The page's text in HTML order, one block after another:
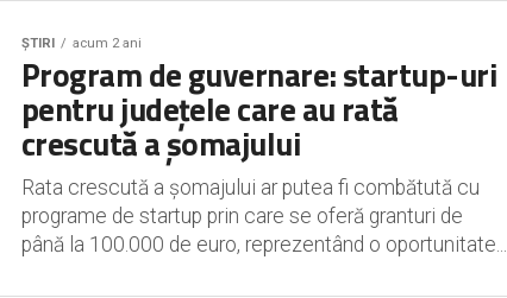
ȘTIRI acum 2 ani
Program de guvernare: startup-uri
pentru județele care au rată
crescută a șomajului
Rata crescută a șomajului ar putea fi combătută cu
programe de startup prin care se oferă granturi de
până la 100.000 de euro, reprezentând o oportunitate...